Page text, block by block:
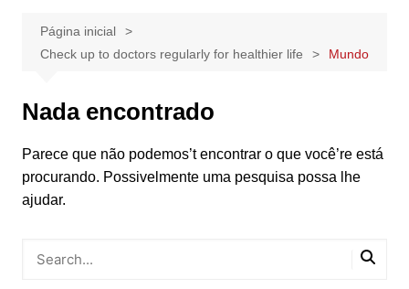
Página inicial
Check up to doctors regularly for healthier life
Mundo
Nada encontrado
Parece que não podemos’t encontrar o que você’re está
procurando. Possivelmente uma pesquisa possa lhe
ajudar.